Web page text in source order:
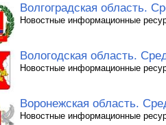
Волгоградская область.
Новостные информационные
Вологодская область.
Новостные информационные
Воронежская область.
Новостные информационные